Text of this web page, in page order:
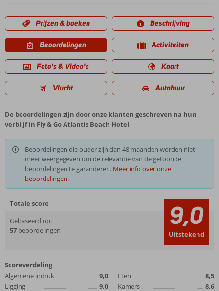
Prijzen & boeken Beschrijving
Beoordelingen Activiteiten
Foto's & Video's Kaart
Vlucht Autohuur
De beoordelingen zijn door onze klanten geschreven na hun
verblijf in Fly & Go Atlantis Beach Hotel
Beoordelingen die ouder zijn dan 48 maanden worden niet
meer weergegeven om de relevantie van de getoonde
beoordelingen te garanderen. Meer info over onze
beoordelingen.
Totale score
Gebaseerd op:
57 beoordelingen 9,0
Uitstekend
Scoreverdeling
Algemene indruk
9,0
Ligging
9,0
Eten
8,5
Kamers
8,6